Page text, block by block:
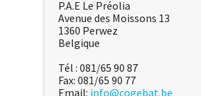
P.A.E Le Préolia
Avenue des Moissons 13
1360 Perwez
Belgique
Tél : 081/65 90 87
Fax: 081/65 90 77
Email: info@cogebat.be